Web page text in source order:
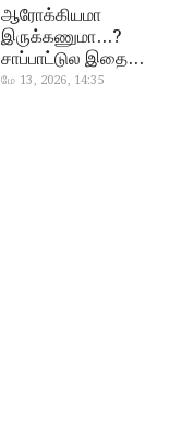
ஆரோக்கியமா
இருக்கணுமா…?
சாப்பாட்டுல இதை
எல்லாம்
மே 13, 2026, 14:35